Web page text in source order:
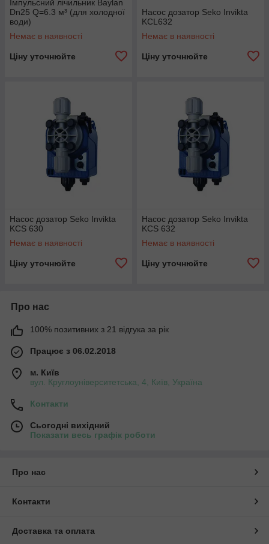
Імпульсний лічильник Baylan
Dn25 Q=6.3 м³ (для холодної
води)
Немає в наявності
Ціну уточнюйте
Насос дозатор Seko Invikta
KCL632
Немає в наявності
Ціну уточнюйте
Насос дозатор Seko Invikta
KCS 630
Немає в наявності
Ціну уточнюйте
Насос дозатор Seko Invikta
KCS 632
Немає в наявності
Ціну уточнюйте
Про нас
100% позитивних з 21 відгука за рік
Працює з 06.02.2018
м. Київ
вул. Круглоуніверситетська, 4, Київ, Україна
Контакти
Сьогодні вихідний
Показати весь графік роботи
Про нас
Контакти
Доставка та оплата